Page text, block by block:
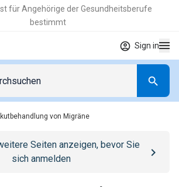
für Angehörige der Gesundheitsberufe
bestimmt
Sign in
von Migräne
page Seiten anzeigen, bevor Sie
sich anmelden